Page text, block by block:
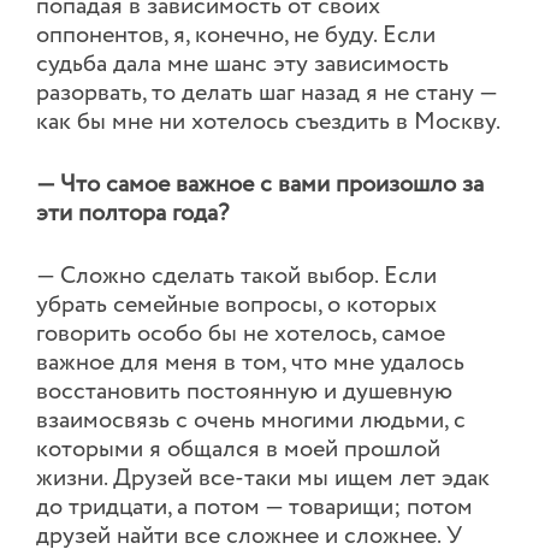
попадая в зависимость от своих
оппонентов, я, конечно, не буду. Если
судьба дала мне шанс эту зависимость
разорвать, то делать шаг назад я не стану —
как бы мне ни хотелось съездить в Москву.
— Что самое важное с вами произошло за
эти полтора года?
— Сложно сделать такой выбор. Если
убрать семейные вопросы, о которых
говорить особо бы не хотелось, самое
важное для меня в том, что мне удалось
восстановить постоянную и душевную
взаимосвязь с очень многими людьми, с
которыми я общался в моей прошлой
жизни. Друзей все-таки мы ищем лет эдак
до тридцати, а потом — товарищи; потом
друзей найти все сложнее и сложнее. У